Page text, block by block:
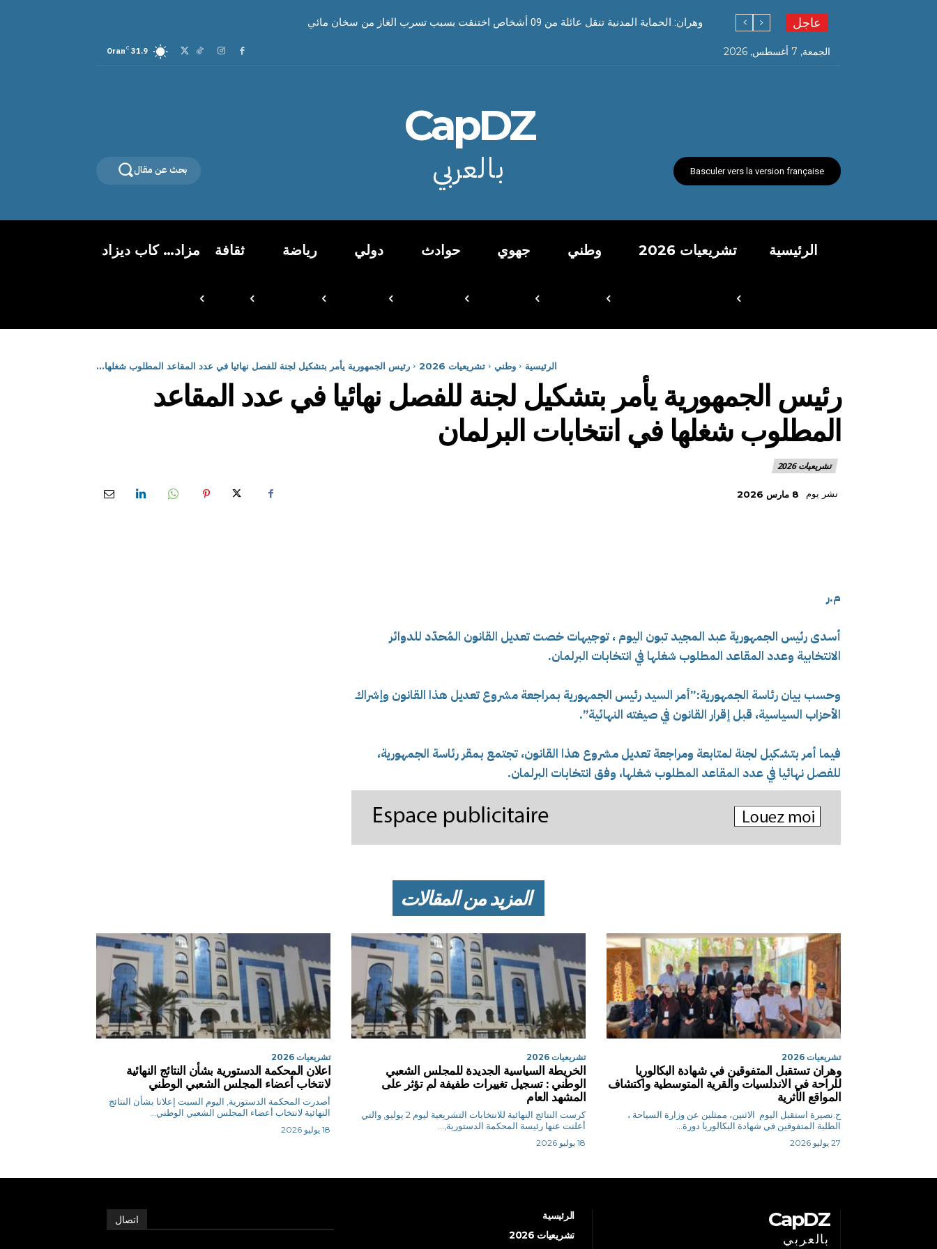
عاجل وهران: الحماية المدنية تنقل عائلة من 09 أشخاص اختنقت بسبب تسرب الغاز من سخان مائي
الجمعة, 7 أغسطس, 2026 31.9
C
Oran
Basculer vers la version française
CapDZ
بالعربي بحث عن مقال
الرئيسية تشريعيات 2026 وطني جهوي حوادث دولي رياضة ثقافة مزاد… كاب ديزاد
الرئيسية وطني تشريعيات 2026 رئيس الجمهورية يأمر بتشكيل لجنة للفصل نهائيا في عدد المقاعد المطلوب شغلها...
رئيس الجمهورية يأمر بتشكيل لجنة للفصل نهائيا في عدد المقاعد
المطلوب شغلها في انتخابات البرلمان
تشريعيات 2026
نشر يوم 8 مارس 2026
م.ر
أسدى رئيس الجمهورية عبد المجيد تبون اليوم ، توجيهات خصت تعديل القانون المُحدّد للدوائر
الانتخابية وعدد المقاعد المطلوب شغلها في انتخابات البرلمان.
وحسب بيان رئاسة الجمهورية:”أمر السيد رئيس الجمهورية بمراجعة مشروع تعديل هذا القانون وإشراك
الأحزاب السياسية، قبل إقرار القانون في صيغته النهائية”.
فيما أمر بتشكيل لجنة لمتابعة ومراجعة تعديل مشروع هذا القانون، تجتمع بمقر رئاسة الجمهورية،
للفصل نهائيا في عدد المقاعد المطلوب شغلها، وفق انتخابات البرلمان.
المزيد من المقالات
تشريعيات 2026
وهران تستقبل المتفوقين في شهادة البكالوريا
للراحة في الاندلسيات والقرية المتوسطية واكتشاف
المواقع الأثرية
ح.نصيرة استقبل اليوم الاثنين، ممثلين عن وزارة السياحة ،
الطلبة المتفوقين في شهادة البكالوريا دورة...
27 يوليو 2026
تشريعيات 2026
الخريطة السياسية الجديدة للمجلس الشعبي
الوطني : تسجيل تغييرات طفيفة لم تؤثر على
المشهد العام
كرست النتائج النهائية للانتخابات التشريعية ليوم 2 يوليو, والتي
أعلنت عنها رئيسة المحكمة الدستورية,...
18 يوليو 2026
تشريعيات 2026
اعلان المحكمة الدستورية بشأن النتائج النهائية
لانتخاب أعضاء المجلس الشعبي الوطني
أصدرت المحكمة الدستورية, اليوم السبت إعلانا بشأن النتائج
النهائية لانتخاب أعضاء المجلس الشعبي الوطني...
18 يوليو 2026
CapDZ
بالعربي
الرئيسية
تشريعيات 2026
اتصال